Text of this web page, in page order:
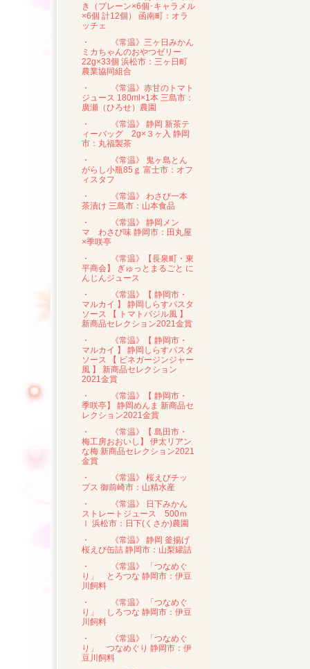
き（プレーン×6個･キャラメル
×6個 計12個） 函南町：オラ
ッチェ
・
《常温》三ヶ日みかん
ミカちゃんのおやつゼリー
22g×33個 浜松市：三ヶ日町
農業協同組合
・
《常温》赤甘のトマト
ジュース 180ml×1本 三島市：
廣瀬（ひろせ）農園
・
《常温》 静岡 新茶テ
ィーバッグ 2g×３ヶ入 静岡
市：丸福製茶
・
《常温》 鬼ヶ島とん
がらし小瓶85ｇ 富士市：オフ
ィスタフ
・
《常温》 わさび一本
茶漬け 三島市：山本食品
・
《常温》 静岡メン
マ わさび味 静岡市：田丸屋
×季咲亭
・
《常温》【長泉町・東
平商会】 ぎゅっとまるごと に
んじんジュース
・
《常温》【 静岡市・
マルカイ 】 静岡しらすパスタ
ソース 【 トマトバジル風 】
新商品セレクション2021金賞
・
《常温》【 静岡市・
マルカイ 】 静岡しらすパスタ
ソース 【 ビネガージンジャー
風 】 新商品セレクション
2021金賞
・
《常温》【 静岡市・
季咲亭】 静岡めんま 新商品セ
レクション2021金賞
・
《常温》【 島田市・
梅工房おおいし】 伊太リアン
な梅 新商品セレクション2021
金賞
・
《常温》 桜えびチッ
プス 御前崎市：山精水産
・
《常温》 日下みかん
ストレートジュース 500ｍ
ｌ 浜松市：日下(くさか)農園
・
《常温》 静岡 釜揚げ
桜えび缶詰 静岡市：山梨罐詰
・
《常温》 「つなめぐ
り」 とろつな 静岡市：伊豆
川飼料
・
《常温》 「つなめぐ
り」 しろつな 静岡市：伊豆
川飼料
・
《常温》 「つなめぐ
り」 つなめぐり 静岡市：伊
豆川飼料